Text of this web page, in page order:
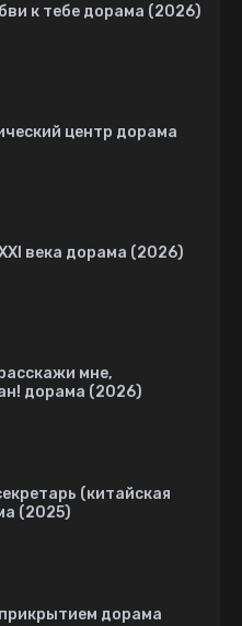
к тебе дорама (2026)
центр дорама
века дорама (2026)
мне,
дорама (2026)
(китайская
(2025)
дорама